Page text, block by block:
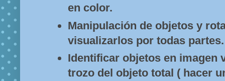
en color.
Manipulación de objetos y
visualizarlos por todas partes.
Identificar objetos en imagen
trozo del objeto total ( hacer